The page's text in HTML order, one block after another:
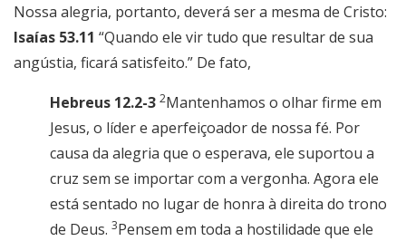
Nossa alegria, portanto, deverá ser a mesma de Cristo:
Isaías 53.11 “Quando ele vir tudo que resultar de sua
angústia, ficará satisfeito.” De fato,
Hebreus 12.2-3 2Mantenhamos o olhar firme em
Jesus, o líder e aperfeiçoador de nossa fé. Por
causa da alegria que o esperava, ele suportou a
cruz sem se importar com a vergonha. Agora ele
está sentado no lugar de honra à direita do trono
de Deus. 3Pensem em toda a hostilidade que ele